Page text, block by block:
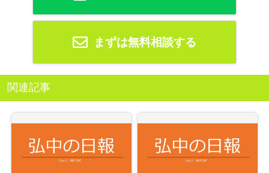
まずは無料相談する
関連記事